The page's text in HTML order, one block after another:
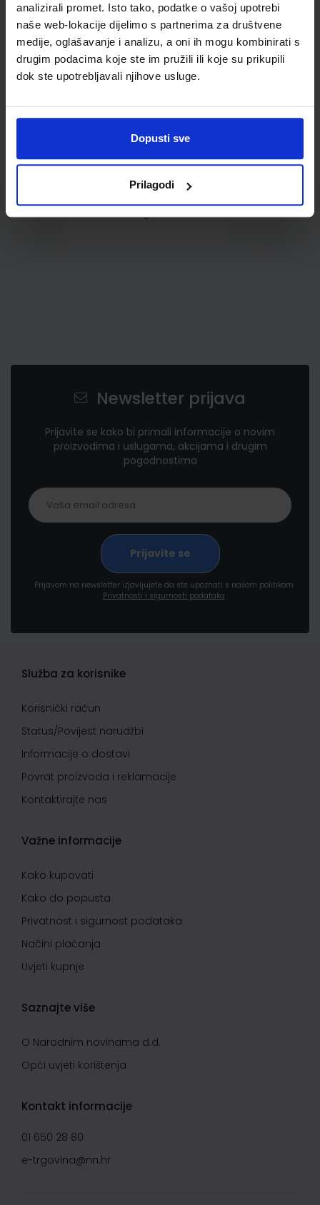
analizirali promet. Isto tako, podatke o vašoj upotrebi
naše web-lokacije dijelimo s partnerima za društvene
medije, oglašavanje i analizu, a oni ih mogu kombinirati s
drugim podacima koje ste im pružili ili koje su prikupili
dok ste upotrebljavali njihove usluge.
Dopusti sve
Prilagodi
0,85 €
Newsletter prijava
Prijavite se kako bi primali informacije o novim
proizvodima i uslugama, akcijama i drugim
pogodnostima
Prijavom na newsletter izjavljujete da ste upoznati s našom politikom
Privatnosti i sigurnosti podataka
Služba za korisnike
Korisnički račun
Status/Povijest narudžbi
Informacije o dostavi
Povrat proizvoda i reklamacije
Kontaktirajte nas
Važne informacije
Kako kupovati
Kako do popusta
Privatnost i sigurnost podataka
Načini plaćanja
Uvjeti kupnje
Saznajte više
O Narodnim novinama d.d.
Opći uvjeti korištenja
Kontakt informacije
01 650 28 80
e-trgovina@nn.hr